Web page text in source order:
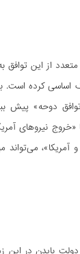
از این توافق
اساسی کرده است.
دوحه» پیش
نیروهای
می‌­تواند
بایدن در این